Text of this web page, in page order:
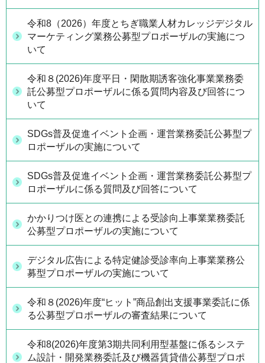
令和8（2026）年度とちぎ職業人材カレッジデジタル
マーケティング業務公募型プロポーザルの実施につ
いて
令和８(2026)年度平日・閑散期誘客強化事業業務委
託公募型プロポーザルに係る質問内容及び回答につ
いて
SDGs普及促進イベント企画・運営業務委託公募型プ
ロポーザルの実施について
SDGs普及促進イベント企画・運営業務委託公募型プ
ロポーザルに係る質問及び回答について
かかりつけ医との連携による受診向上事業業務委託
公募型プロポーザルの実施について
デジタル広告による特定健診受診率向上事業業務公
募型プロポーザルの実施について
令和８(2026)年度“ヒット”商品創出支援事業委託に係
る公募型プロポーザルの審査結果について
令和8(2026)年度第3期共同利用型基盤に係るシステ
ム設計・開発業務委託及び機器賃貸借公募型プロポ